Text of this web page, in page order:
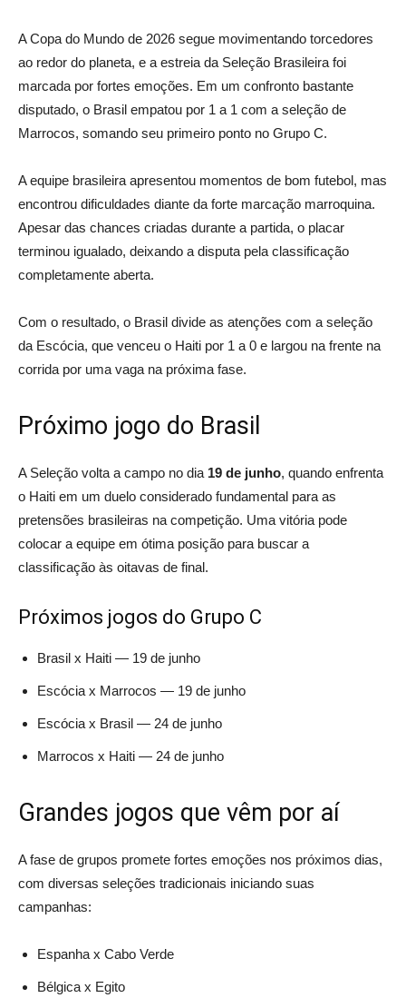
A Copa do Mundo de 2026 segue movimentando torcedores
ao redor do planeta, e a estreia da Seleção Brasileira foi
marcada por fortes emoções. Em um confronto bastante
disputado, o Brasil empatou por 1 a 1 com a seleção de
Marrocos, somando seu primeiro ponto no Grupo C.
A equipe brasileira apresentou momentos de bom futebol, mas
encontrou dificuldades diante da forte marcação marroquina.
Apesar das chances criadas durante a partida, o placar
terminou igualado, deixando a disputa pela classificação
completamente aberta.
Com o resultado, o Brasil divide as atenções com a seleção
da Escócia, que venceu o Haiti por 1 a 0 e largou na frente na
corrida por uma vaga na próxima fase.
Próximo jogo do Brasil
A Seleção volta a campo no dia 19 de junho, quando enfrenta
o Haiti em um duelo considerado fundamental para as
pretensões brasileiras na competição. Uma vitória pode
colocar a equipe em ótima posição para buscar a
classificação às oitavas de final.
Próximos jogos do Grupo C
Brasil x Haiti — 19 de junho
Escócia x Marrocos — 19 de junho
Escócia x Brasil — 24 de junho
Marrocos x Haiti — 24 de junho
Grandes jogos que vêm por aí
A fase de grupos promete fortes emoções nos próximos dias,
com diversas seleções tradicionais iniciando suas
campanhas:
Espanha x Cabo Verde
Bélgica x Egito